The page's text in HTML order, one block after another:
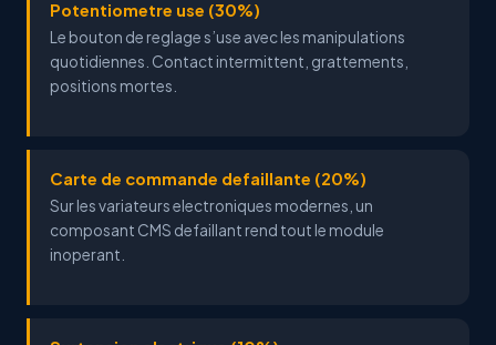
Potentiometre use (30%)
Le bouton de reglage s’use avec les manipulations
quotidiennes. Contact intermittent, grattements,
positions mortes.
Carte de commande defaillante (20%)
Sur les variateurs electroniques modernes, un
composant CMS defaillant rend tout le module
inoperant.